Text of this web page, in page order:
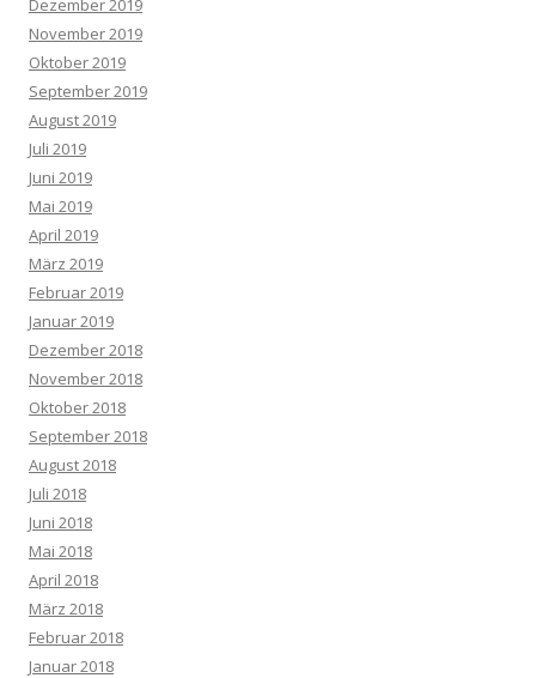
Dezember 2019
November 2019
Oktober 2019
September 2019
August 2019
Juli 2019
Juni 2019
Mai 2019
April 2019
März 2019
Februar 2019
Januar 2019
Dezember 2018
November 2018
Oktober 2018
September 2018
August 2018
Juli 2018
Juni 2018
Mai 2018
April 2018
März 2018
Februar 2018
Januar 2018